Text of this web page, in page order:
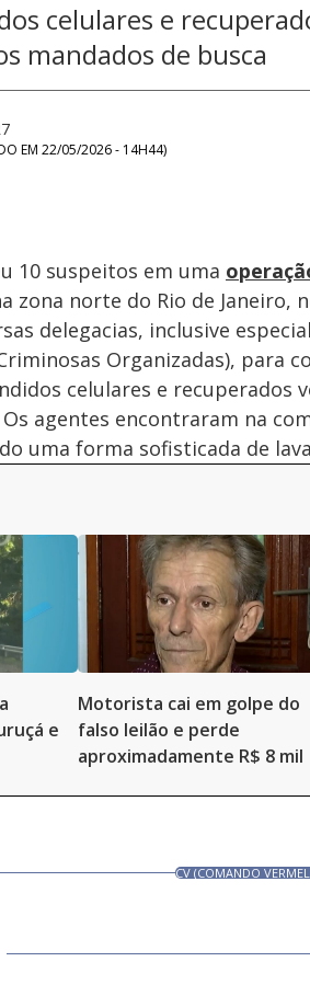
celulares e
mandados de busca
EM 22/05/2026 - 14H44)
10 suspeitos em uma
zona norte do Rio de Janeiro,
delegacias, inclusive
Organizadas), para
celulares e
agentes encontraram na
uma forma sofisticada de
e
Motorista cai em golpe do
falso leilão e perde
aproximadamente R$ 8 mil
CV (COMANDO